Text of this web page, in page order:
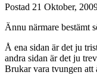
Postad 21 Oktober,
Ännu närmare bestämt
Å ena sidan är det ju
andra sidan är det ju
Brukar vara tvungen att